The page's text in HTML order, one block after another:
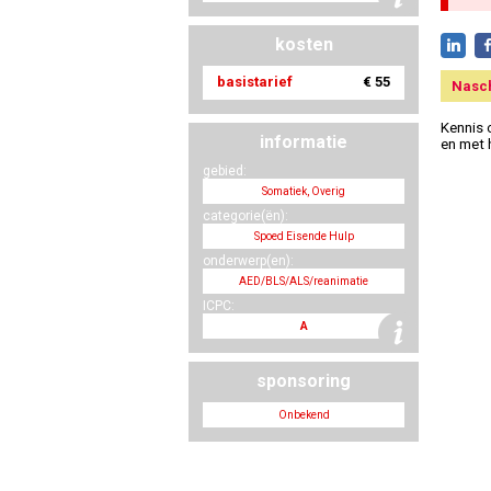
kosten
basistarief € 55
informatie
gebied:
Somatiek, Overig
categorie(ën):
Spoed Eisende Hulp
onderwerp(en):
AED/BLS/ALS/reanimatie
ICPC:
A
sponsoring
Onbekend
Kennis
en met